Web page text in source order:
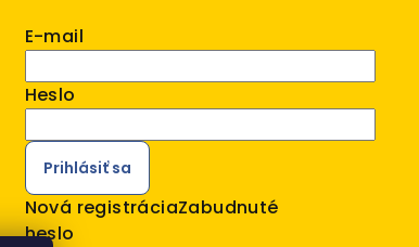
E-mail
Heslo
Prihlásiť sa
Nová registráciaZabudnuté
heslo